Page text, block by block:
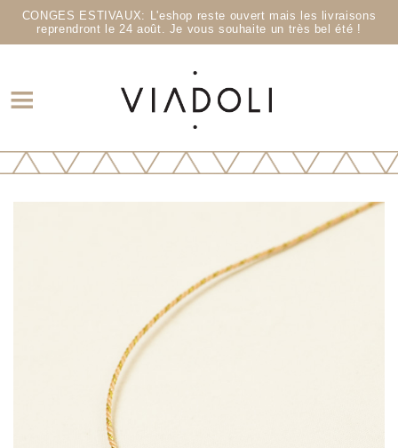
CONGES ESTIVAUX: L'eshop reste ouvert mais les livraisons
reprendront le 24 août. Je vous souhaite un très bel été !